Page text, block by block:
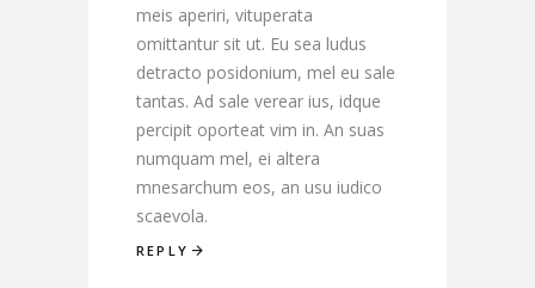
meis aperiri, vituperata
omittantur sit ut. Eu sea ludus
detracto posidonium, mel eu sale
tantas. Ad sale verear ius, idque
percipit oporteat vim in. An suas
numquam mel, ei altera
mnesarchum eos, an usu iudico
scaevola.
REPLY